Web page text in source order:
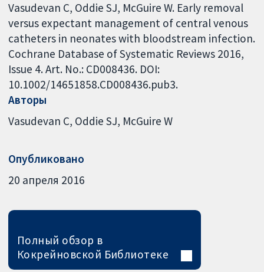
Vasudevan C, Oddie SJ, McGuire W. Early removal
versus expectant management of central venous
catheters in neonates with bloodstream infection.
Cochrane Database of Systematic Reviews 2016,
Issue 4. Art. No.: CD008436. DOI:
10.1002/14651858.CD008436.pub3.
Авторы
Vasudevan C Oddie SJ McGuire W
Опубликовано
20 апреля 2016
Полный обзор в
Кокрейновской Библиотеке